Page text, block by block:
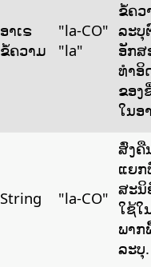
ອາເຣ
ຂໍ້ຄວາມ
"la-CO"
"la"
ຂໍ້ຄວ
ລະບຸ
ອັກສ
ທຳອິ
ຂອງ
ໃນອ
String "la-CO"
ສົ່ງຄື
ແຍກ
ສະ
ໃຊ້ໃ
ພາກ
ລະບຸ.